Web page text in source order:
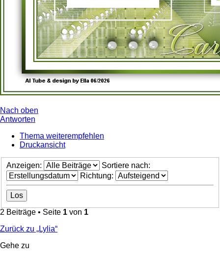
Nach oben
Antworten
Thema weiterempfehlen
Druckansicht
Anzeigen:
Sortiere nach:
Richtung:
2 Beiträge • Seite 1 von 1
Zurück zu „Lylia“
Gehe zu